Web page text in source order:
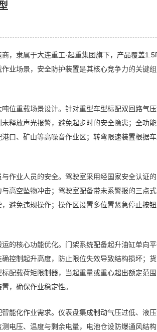
，隶属于大连重工·起重集团旗下，产品覆盖1.5
业场景，安全防护装置是其核心竞争力的关键
位重载场景设计。针对重型车型标配双回路气
释放声光报警，避免起步时的安全隐患；全功
口、矿山等高噪音作业区；转弯限速装置根据
作业人员的安全。驾驶室采用经国家安全认证
高空坠物冲击；驾驶室配备带未系警报的三点
避免违规操作；操作区设置多位置紧急停止按
的核心功能优化。门架系统配备起升油缸单向
控制起升高度，防止限位失效导致结构损坏；货
配载荷矩限制器，当起重量或重心超出额定范
，确保作业稳定性。
能化作业需求。仪表盘集成制动气压过低、液
电压、温度与剩余电量，电池仓设防爆通风结